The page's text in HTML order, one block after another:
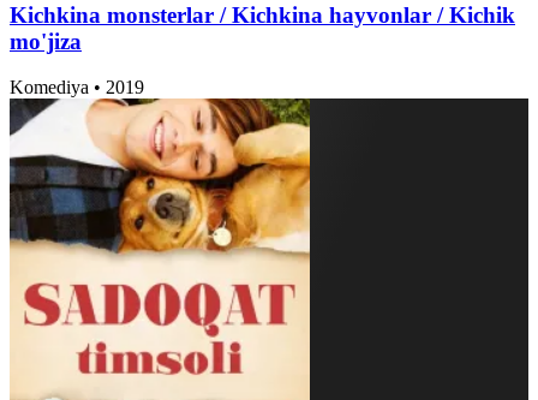
Kichkina monsterlar / Kichkina hayvonlar / Kichik
mo'jiza
Komediya • 2019